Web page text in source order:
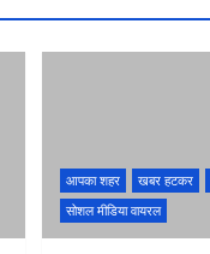
आपका शहर खबर हटकर
सोशल मीडिया वायरल